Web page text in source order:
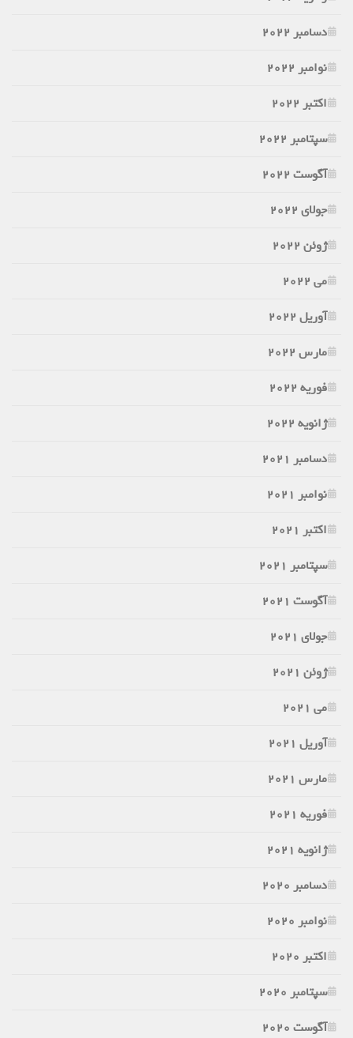
دسامبر 2022
نوامبر 2022
اکتبر 2022
سپتامبر 2022
آگوست 2022
جولای 2022
ژوئن 2022
می 2022
آوریل 2022
مارس 2022
فوریه 2022
ژانویه 2022
دسامبر 2021
نوامبر 2021
اکتبر 2021
سپتامبر 2021
آگوست 2021
جولای 2021
ژوئن 2021
می 2021
آوریل 2021
مارس 2021
فوریه 2021
ژانویه 2021
دسامبر 2020
نوامبر 2020
اکتبر 2020
سپتامبر 2020
آگوست 2020